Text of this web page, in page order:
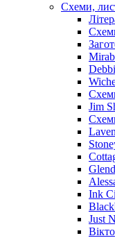
Схеми,
Jim
Ink
Just